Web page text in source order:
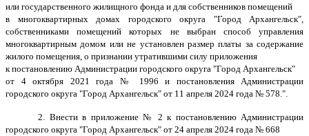
или государственного жилищного фонда и для собственников помещений
в многоквартирных домах городского округа "Город Архангельск",
собственниками помещений которых не выбран способ управления
многоквартирным домом или не установлен размер платы за содержание
жилого помещения, о признании утратившими силу приложения
к постановлению Администрации городского округа "Город Архангельск"
от 4 октября 2021 года № 1996 и постановления Администрации
городского округа "Город Архангельск" от 11 апреля 2024 года № 578.".
2. Внести в приложение № 2 к постановлению Администрации
городского округа "Город Архангельск" от 24 апреля 2024 года № 668